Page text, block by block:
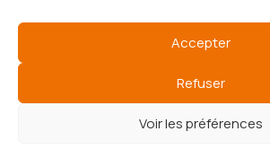
Accepter
Refuser
Voir les préférences
Politique des cookies